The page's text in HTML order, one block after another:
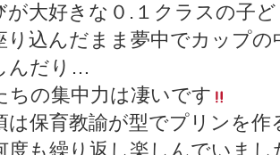
が大好きな０.１クラスの子
り込んだまま夢中でカップ
んだり…
ちの集中力は凄いです
は保育教諭が型でプリンを
も繰り返し楽しんでいまし